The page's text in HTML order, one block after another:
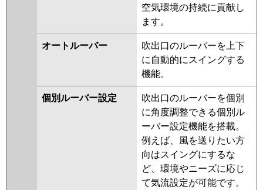
PA-P80U7SGNC PA-P80U7SGNCX
PA-P80U7SGC
PLZ-ZRMP80SHLF5 PLZ-
ZRMP80SHF5
ZRMP80SHBF5 PLZ-
ZRMP80SHFG5 PLZ-
ZRMP80SHLF4
ZRMP80SHF4 PLZ-
ZRMP80SHBF4 PLZ-
ZRMP80SHFG4 PLZ-
ZRMP80SHF3 PLZ-
ZRMP80SHLF3 PLZ-
ZRMP80SHFG3 PLZ-
ZRMP80SHF2
PLZ-
ZRMP80SHLF2 PLZ-
空気環境の持続に貢献し
ます。
オートルーバー
吹出口のルーバーを上下
に自動的にスイングする
機能。
個別ルーバー設定
吹出口のルーバーを個別
に角度調整できる個別ル
ーバー設定機能を搭載。
例えば、風を送りたい方
向はスイングにするな
ど、環境やニーズに応じ
て気流設定が可能です。